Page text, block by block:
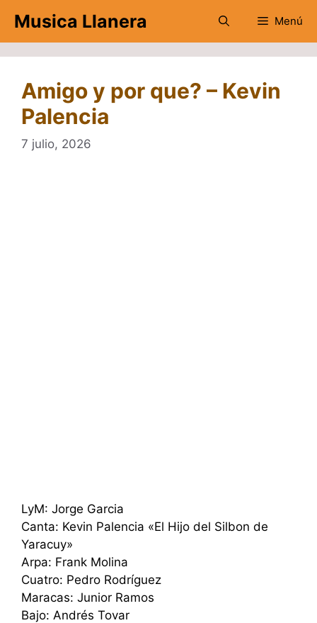
contenido
Musica Llanera Menú
Amigo y por que? – Kevin
Palencia
7 julio, 2026
LyM: Jorge Garcia
Canta: Kevin Palencia «El Hijo del Silbon de
Yaracuy»
Arpa: Frank Molina
Cuatro: Pedro Rodríguez
Maracas: Junior Ramos
Bajo: Andrés Tovar